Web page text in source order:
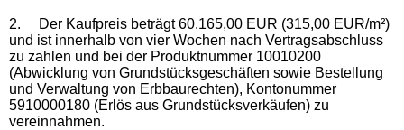
2.
Der Kaufpreis beträgt 60.165,00 EUR (315,00 EUR/m²)
und ist innerhalb von vier Wochen nach Vertragsabschluss
zu zahlen und bei der Produktnummer 10010200
(Abwicklung von Grundstücksgeschäften sowie Bestellung
und Verwaltung von Erbbaurechten), Kontonummer
5910000180 (Erlös aus Grundstücksverkäufen) zu
vereinnahmen.